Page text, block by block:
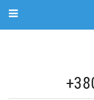
Toggle Navigation